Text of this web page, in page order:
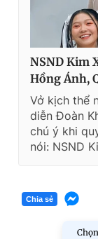
NSND Kim
Hồng Ánh,
Vở kịch thể
diễn Đoàn
chú ý khi
nói: NSND
Chia sẻ